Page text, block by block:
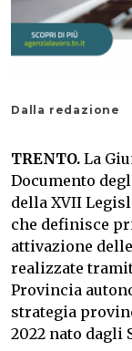
Dalla redazione
TRENTO. La
Documento
della XVII
che definisce
attivazione
realizzate
Provincia
strategia
2022 nato dagli